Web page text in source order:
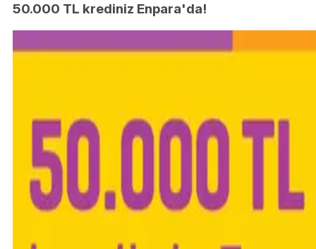
50.000 TL krediniz Enpara'da!